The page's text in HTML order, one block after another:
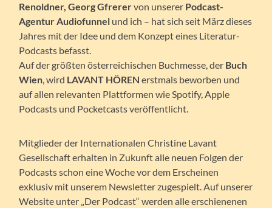
Renoldner, Georg Gfrerervon unserer Podcast-
Agentur Audiofunnel und ich – hat sich seit März dieses
Jahres mit der Idee und dem Konzept eines Literatur-
Podcasts befasst.
Auf der größten österreichischen Buchmesse, der Buch
Wien, wird LAVANT HÖREN erstmals beworben und
auf allen relevanten Plattformen wie Spotify, Apple
Podcasts und Pocketcasts veröffentlicht.
Mitglieder der Internationalen Christine Lavant
Gesellschaft erhalten in Zukunft alle neuen Folgen der
Podcasts schon eine Woche vor dem Erscheinen
exklusiv mit unserem Newsletter zugespielt. Auf unserer
Website unter „Der Podcast“ werden alle erschienenen